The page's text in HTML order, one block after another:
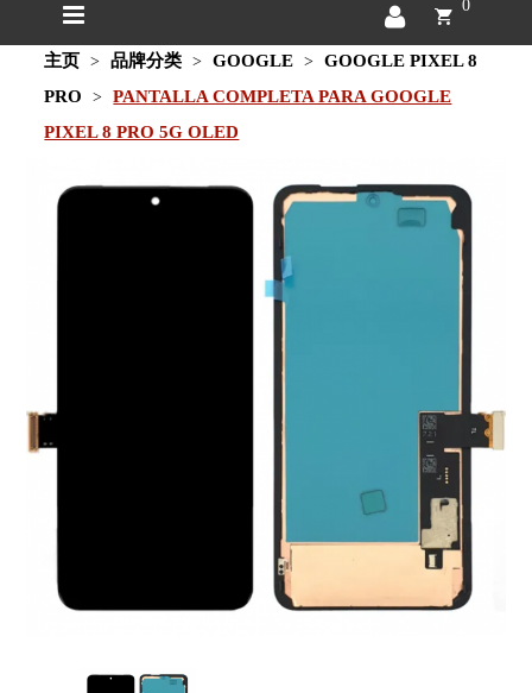
0
主页 品牌分类 GOOGLE
GOOGLE PIXEL 8
PRO
PANTALLA COMPLETA PARA GOOGLE
PIXEL 8 PRO 5G OLED